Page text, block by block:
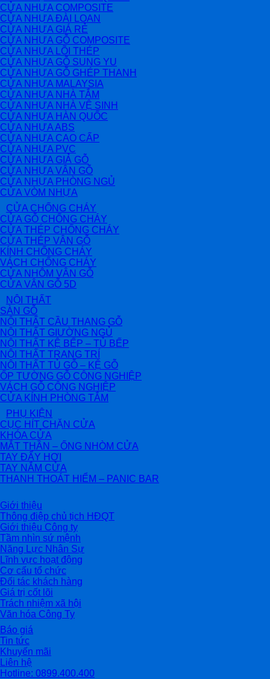
CỬA NHỰA COMPOSITE
CỬA NHỰA ĐÀI LOAN
CỬA NHỰA GIÁ RẺ
CỬA NHỰA GỖ COMPOSITE
CỬA NHỰA LÕI THÉP
CỬA NHỰA GỖ SUNG YU
CỬA NHỰA GỖ GHÉP THANH
CỬA NHỰA MALAYSIA
CỬA NHỰA NHÀ TẮM
CỬA NHỰA NHÀ VỆ SINH
CỬA NHỰA HÀN QUỐC
CỬA NHỰA ABS
CỬA NHỰA CAO CẤP
CỬA NHỰA PVC
CỬA NHỰA GIẢ GỖ
CỬA NHỰA VÂN GỖ
CỬA NHỰA PHÒNG NGỦ
CỬA VÒM NHỰA
CỬA CHỐNG CHÁY
CỬA GỖ CHỐNG CHÁY
CỬA THÉP CHỐNG CHÁY
CỬA THÉP VÂN GỖ
KÍNH CHỐNG CHÁY
VÁCH CHỐNG CHÁY
CỬA NHÔM VÂN GỖ
CỬA VÂN GỖ 5D
NỘI THẤT
SÀN GỖ
NỘI THẤT CẦU THANG GỖ
NỘI THẤT GIƯỜNG NGỦ
NỘI THẤT KỆ BẾP – TỦ BẾP
NỘI THẤT TRANG TRÍ
NỘI THẤT TỦ GỖ – KỆ GỖ
ỐP TƯỜNG GỖ CÔNG NGHIỆP
VÁCH GỖ CÔNG NGHIỆP
CỬA KÍNH PHÒNG TẮM
PHỤ KIỆN
CỤC HÍT CHẶN CỬA
KHÓA CỬA
MẮT THẦN – ỐNG NHÒM CỬA
TAY ĐẨY HƠI
TAY NẮM CỬA
THANH THOÁT HIỂM – PANIC BAR
Giới thiệu
Thông điệp chủ tịch HĐQT
Giới thiệu Công ty
Tầm nhìn sứ mệnh
Năng Lực Nhân Sự
Lĩnh vực hoạt động
Cơ cấu tổ chức
Đối tác khách hàng
Giá trị cốt lõi
Trách nhiệm xã hội
Văn hóa Công Ty
Báo giá
Tin tức
Khuyến mãi
Liên hệ
Hotline: 0899.400.400